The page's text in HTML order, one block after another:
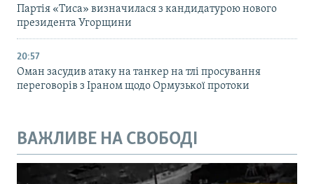
Партія «Тиса» визначилася з кандидатурою нового
президента Угорщини
20:57
Оман засудив атаку на танкер на тлі просування
переговорів з Іраном щодо Ормузької протоки
ВАЖЛИВЕ НА СВОБОДІ